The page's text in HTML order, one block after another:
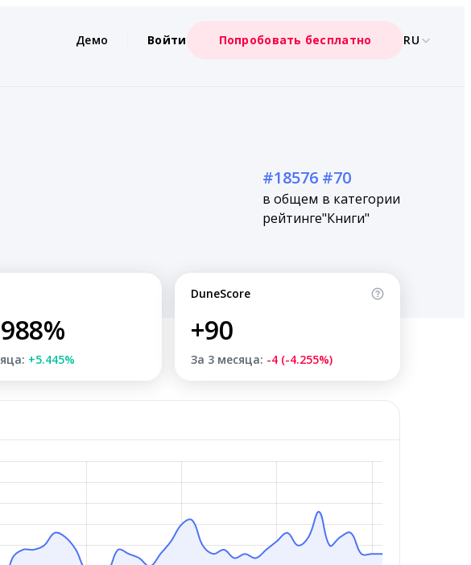
Демо Войти Попробовать бесплатно RU
#18576
в общем
рейтинге
#70
в категории
"Книги"
+5.445%
DuneScore
+90
За 3 месяца: -4 (-4.255%)